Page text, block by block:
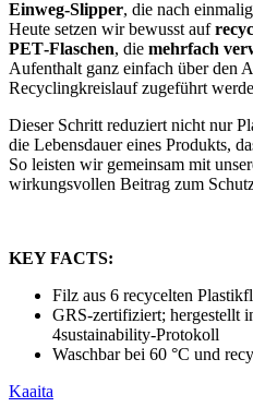
Einweg‑Slipper, die nach
Heute setzen wir bewusst auf
PET‑Flaschen, die mehrfach
Aufenthalt ganz einfach über den
Recyclingkreislauf zugeführt
Dieser Schritt reduziert nicht nur
die Lebensdauer eines Produkts,
So leisten wir gemeinsam mit
wirkungsvollen Beitrag zum
KEY FACTS:
Filz aus 6 recycelten
GRS-zertifiziert; hergestellt
4sustainability-Protokoll
Waschbar bei 60 °C und
Kaaita